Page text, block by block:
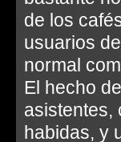
de los
usuarios
normal
El hecho
asistentes,
habidas, y